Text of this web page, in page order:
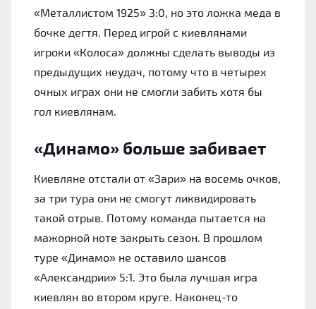
«Металлистом 1925» 3:0, но это ложка меда в
бочке дегтя. Перед игрой с киевлянами
игроки «Колоса» должны сделать выводы из
предыдущих неудач, потому что в четырех
очных играх они не смогли забить хотя бы
гол киевлянам.
«Динамо» больше забивает
Киевляне отстали от «Зари» на восемь очков,
за три тура они не смогут ликвидировать
такой отрыв. Потому команда пытается на
мажорной ноте закрыть сезон. В прошлом
туре «Динамо» не оставило шансов
«Александрии» 5:1. Это была лучшая игра
киевлян во втором круге. Наконец-то